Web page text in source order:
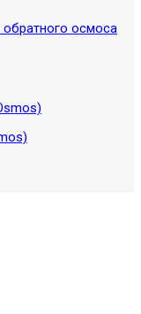
осмоса